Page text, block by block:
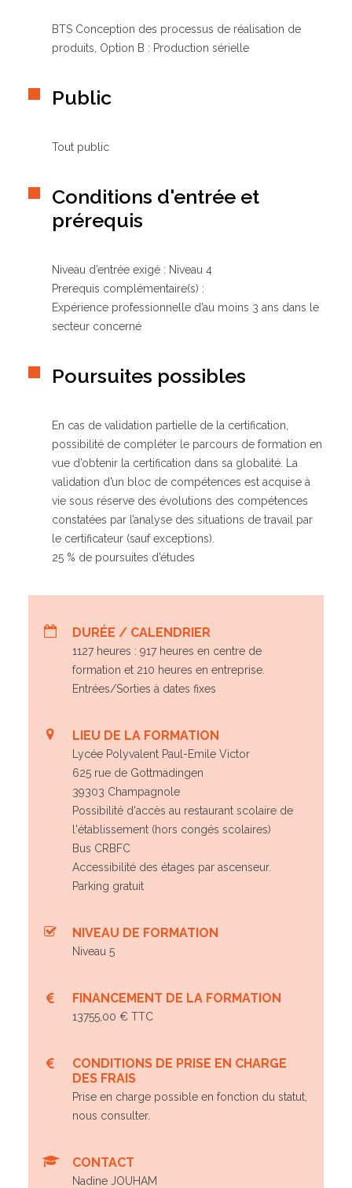
BTS Conception des processus de réalisation de
produits, Option B : Production sérielle
Public
Tout public
Conditions d'entrée et
prérequis
Niveau d’entrée exigé : Niveau 4
Prerequis complémentaire(s) :
Expérience professionnelle d’au moins 3 ans dans le
secteur concerné
Poursuites possibles
En cas de validation partielle de la certification,
possibilité de compléter le parcours de formation en
vue d’obtenir la certification dans sa globalité. La
validation d’un bloc de compétences est acquise à
vie sous réserve des évolutions des compétences
constatées par l’analyse des situations de travail par
le certificateur (sauf exceptions).
25 % de poursuites d’études
DURÉE / CALENDRIER
1127 heures : 917 heures en centre de
formation et 210 heures en entreprise.
Entrées/Sorties à dates fixes
LIEU DE LA FORMATION
Lycée Polyvalent Paul-Emile Victor
625 rue de Gottmadingen
39303 Champagnole
Possibilité d'accès au restaurant scolaire de
l'établissement (hors congés scolaires)
Bus CRBFC
Accessibilité des étages par ascenseur.
Parking gratuit
NIVEAU DE FORMATION
Niveau 5
FINANCEMENT DE LA FORMATION
13755,00 € TTC
CONDITIONS DE PRISE EN CHARGE
DES FRAIS
Prise en charge possible en fonction du statut,
nous consulter.
CONTACT
Nadine JOUHAM